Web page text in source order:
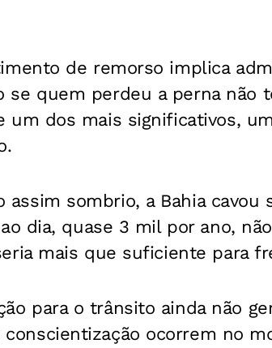
de remorso implica
se quem perdeu a perna não
um dos mais significativos,
assim sombrio, a Bahia
dia, quase 3 mil por ano,
mais que suficiente para
para o trânsito ainda não
conscientização ocorrem no